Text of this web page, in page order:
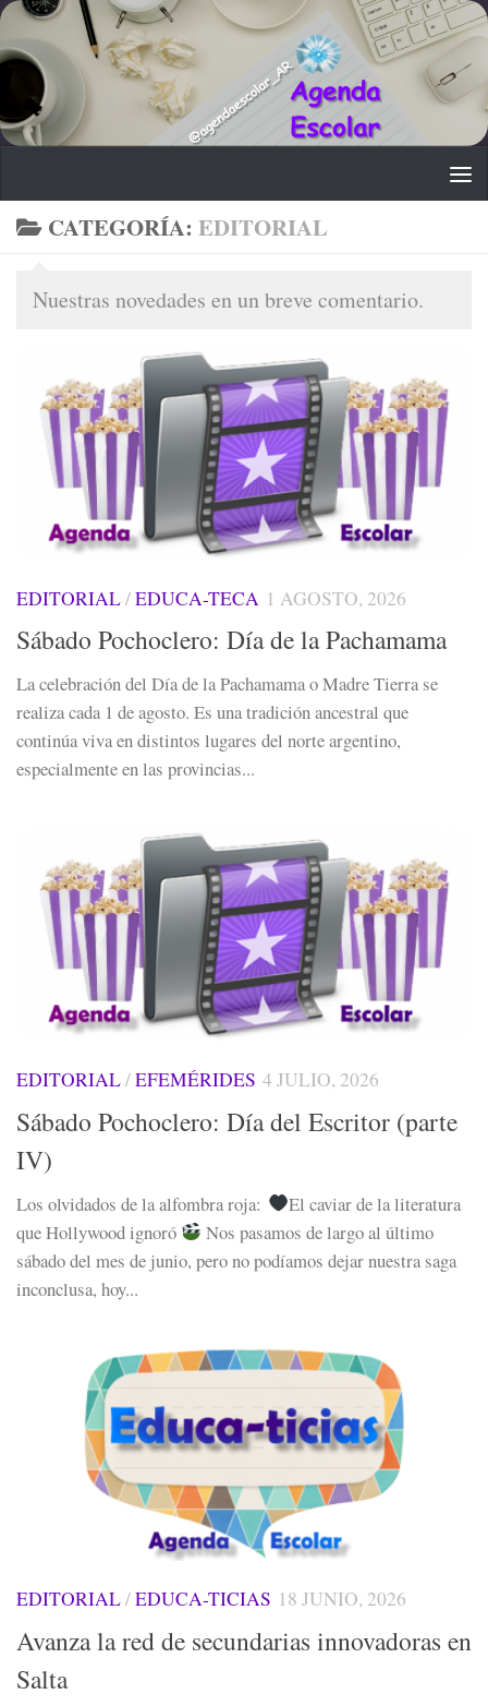
Saltar al contenido
CATEGORÍA: EDITORIAL
Nuestras novedades en un breve comentario.
EDITORIAL/EDUCA-TECA 1 AGOSTO, 2026
Sábado Pochoclero: Día de la Pachamama
La celebración del Día de la Pachamama o Madre Tierra se
realiza cada 1 de agosto. Es una tradición ancestral que
continúa viva en distintos lugares del norte argentino,
especialmente en las provincias...
EDITORIAL/EFEMÉRIDES 4 JULIO, 2026
Sábado Pochoclero: Día del Escritor (parte
IV)
Los olvidados de la alfombra roja:
El caviar de la literatura
que Hollywood ignoró
Nos pasamos de largo al último
sábado del mes de junio, pero no podíamos dejar nuestra saga
inconclusa, hoy...
EDITORIAL/EDUCA-TICIAS 18 JUNIO, 2026
Avanza la red de secundarias innovadoras en
Salta